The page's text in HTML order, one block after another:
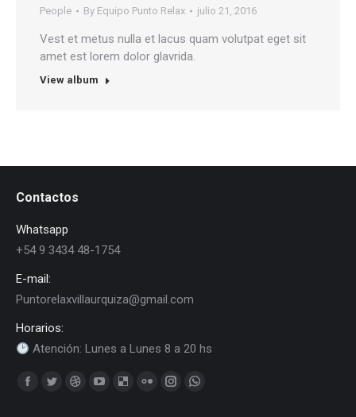
People By Equipo Punto Relax julio 21, 2016
Vest et metus nulla et lacus quam volutpat eget sit
amet est lorem dolor glavrida.
View album
Contactos
Whatsapp
+54 9 3434 48-1754
E-mail:
Puntorelaxvillaurquiza@gmail.com
Horarios:
Atención: Lunes a Lunes 8 a 20 hs
Find us on:
Facebook
TwitterDribbbleYouTubeDelicious
FlickrInstagramWhatsapp